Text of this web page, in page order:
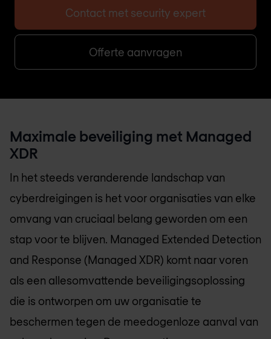
Contact met security expert
Offerte aanvragen
Maximale beveiliging met Managed
XDR
In het steeds veranderende landschap van
cyberdreigingen is het voor organisaties van elke
omvang van cruciaal belang geworden om een
stap voor te blijven. Managed Extended Detection
and Response (Managed XDR) komt naar voren
als een allesomvattende beveiligingsoplossing
die is ontworpen om uw organisatie te
beschermen tegen de meedogenloze aanval van